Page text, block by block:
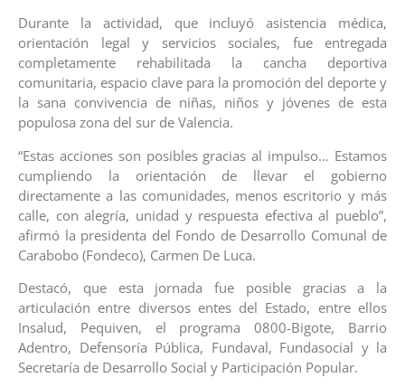
Durante la actividad, que incluyó asistencia médica,
orientación legal y servicios sociales, fue entregada
completamente rehabilitada la cancha deportiva
comunitaria, espacio clave para la promoción del deporte y
la sana convivencia de niñas, niños y jóvenes de esta
populosa zona del sur de Valencia.
“Estas acciones son posibles gracias al impulso… Estamos
cumpliendo la orientación de llevar el gobierno
directamente a las comunidades, menos escritorio y más
calle, con alegría, unidad y respuesta efectiva al pueblo”,
afirmó la presidenta del Fondo de Desarrollo Comunal de
Carabobo (Fondeco), Carmen De Luca.
Destacó, que esta jornada fue posible gracias a la
articulación entre diversos entes del Estado, entre ellos
Insalud, Pequiven, el programa 0800-Bigote, Barrio
Adentro, Defensoría Pública, Fundaval, Fundasocial y la
Secretaría de Desarrollo Social y Participación Popular.